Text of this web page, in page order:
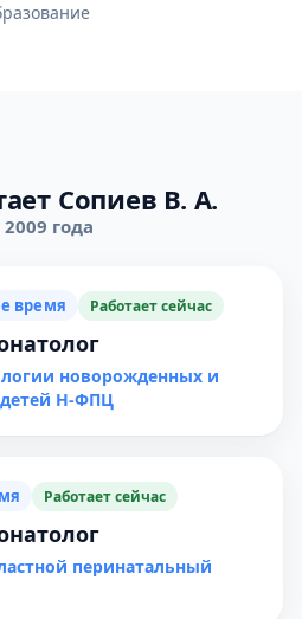
Сопиев В. А.
года
время Работает сейчас
новорожденных и
Н-ФПЦ
Работает сейчас
перинатальный